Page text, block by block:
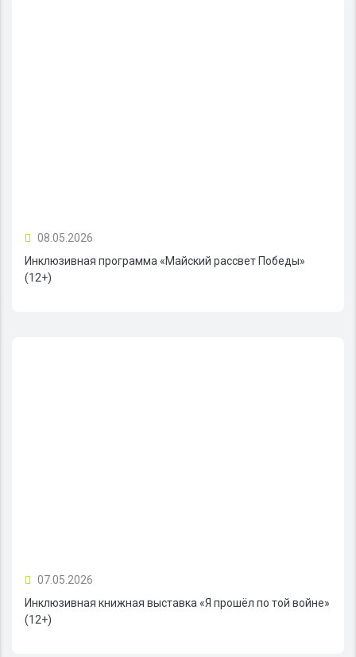
08.05.2026
Инклюзивная программа «Майский рассвет Победы»
(12+)
07.05.2026
Инклюзивная книжная выставка «Я прошёл по той войне»
(12+)